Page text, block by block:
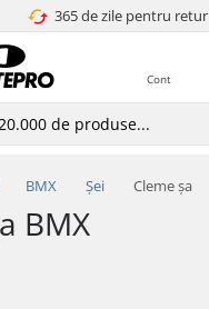
365 de zile pentru retur
4.8 a 5
Cont
BMX Șei Cleme șa
BMX